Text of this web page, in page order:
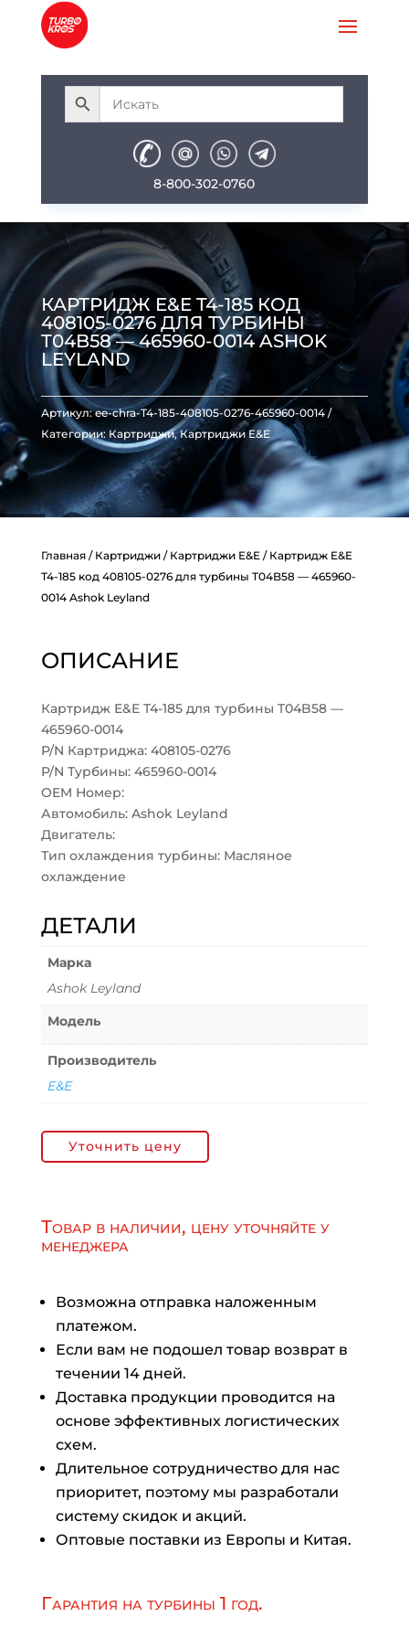
8-800-302-0760
КАРТРИДЖ E&E T4-185 КОД
408105-0276 ДЛЯ ТУРБИНЫ
T04B58 — 465960-0014 ASHOK
LEYLAND
Артикул:ee-chra-T4-185-408105-0276-465960-0014
Категории: Картриджи,Картриджи E&E
Главная/ Картриджи/ Картриджи E&E/ Картридж E&E
T4-185 код 408105-0276 для турбины T04B58 — 465960-
0014 Ashok Leyland
ОПИСАНИЕ
Картридж E&E T4-185 для турбины T04B58 —
465960-0014
P/N Картриджа: 408105-0276
P/N Турбины: 465960-0014
OEM Номер:
Автомобиль: Ashok Leyland
Двигатель:
Тип охлаждения турбины: Масляное
охлаждение
ДЕТАЛИ
Марка
Ashok Leyland
Модель
Производитель
E&E
Уточнить цену
Товар в наличии, цену уточняйте у
менеджера
Возможна отправка наложенным
платежом.
Если вам не подошел товар возврат в
течении 14 дней.
Доставка продукции проводится на
основе эффективных логистических
схем.
Длительное сотрудничество для нас
приоритет, поэтому мы разработали
систему скидок и акций.
Оптовые поставки из Европы и Китая.
Гарантия на турбины 1 год.